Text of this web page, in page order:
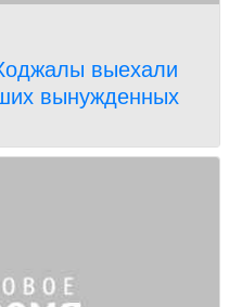
выехали
вынужденных